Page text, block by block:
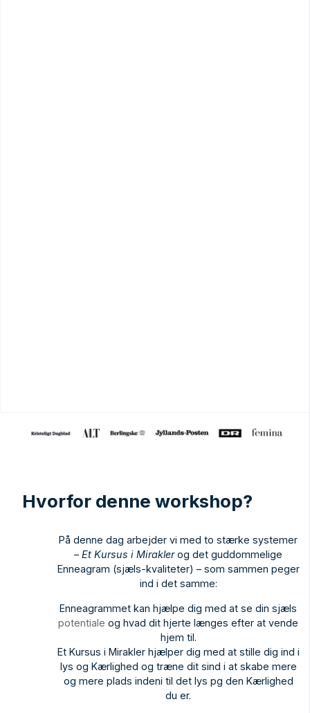
Hvorfor denne workshop?
På denne dag arbejder vi med to stærke systemer
– Et Kursus i Miraklerog det guddommelige
Enneagram (sjæls-kvaliteter) – som sammen peger
ind i det samme:
Enneagrammet kan hjælpe dig med at se din sjæls
potentiale og hvad dit hjerte længes efter at vende
hjem til.
Et Kursus i Mirakler hjælper dig med at stille dig ind i
lys og Kærlighed og træne dit sind i at skabe mere
og mere plads indeni til det lys pg den Kærlighed
du er.